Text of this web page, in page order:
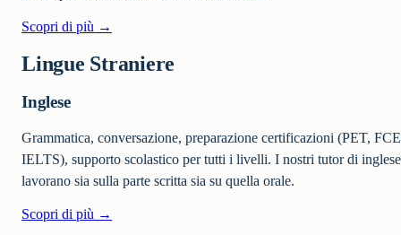
Scopri di più →
Lingue Straniere
Inglese
Grammatica, conversazione, preparazione certificazioni (PET,
IELTS), supporto scolastico per tutti i livelli. I nostri tutor di inglese
lavorano sia sulla parte scritta sia su quella orale.
Scopri di più →